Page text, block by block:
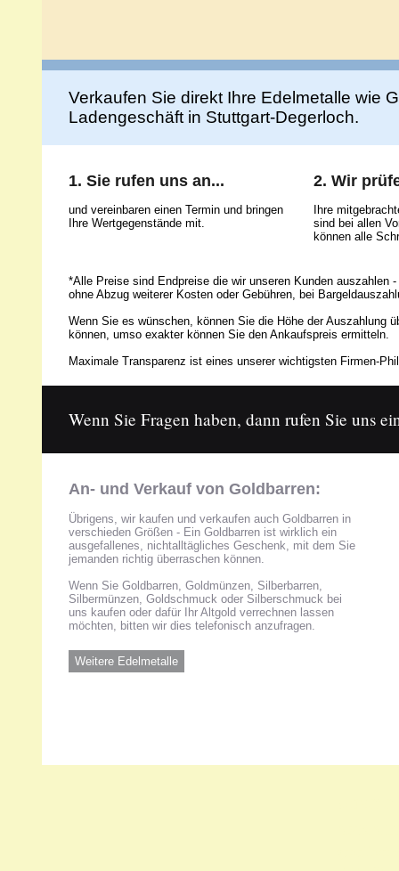
Verkaufen Sie direkt Ihre Edelmetalle wie
Ladengeschäft in Stuttgart-Degerloch.
1. Sie rufen uns an...
und vereinbaren einen Termin und bringen
Ihre Wertgegenstände mit.
2. Wir
Ihre
sind bei allen
können alle
*Alle Preise sind Endpreise die wir unseren Kunden auszahlen
ohne Abzug weiterer Kosten oder Gebühren, bei
Wenn Sie es wünschen, können Sie die Höhe der Auszahlung
können, umso exakter können Sie den Ankaufspreis ermitteln.
Maximale Transparenz ist eines unserer wichtigsten Firmen-
Wenn Sie Fragen haben, dann rufen Sie uns
An- und Verkauf von Goldbarren:
Übrigens, wir kaufen und verkaufen auch Goldbarren in
verschieden Größen - Ein Goldbarren ist wirklich ein
ausgefallenes, nichtalltägliches Geschenk, mit dem Sie
jemanden richtig überraschen können.
Wenn Sie Goldbarren, Goldmünzen, Silberbarren,
Silbermünzen, Goldschmuck oder Silberschmuck bei
uns kaufen oder dafür Ihr Altgold verrechnen lassen
möchten, bitten wir dies telefonisch anzufragen.
Weitere Edelmetalle